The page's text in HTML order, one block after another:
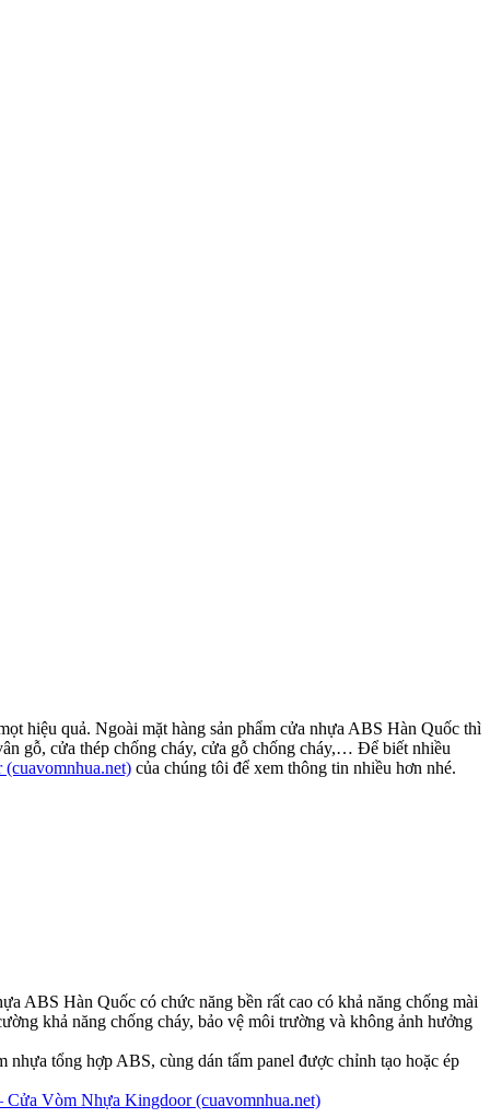
hiệu quả. Ngoài mặt hàng sản phẩm cửa nhựa ABS Hàn Quốc thì
gỗ, cửa thép chống cháy, cửa gỗ chống cháy,… Để biết nhiều
của chúng tôi để xem thông tin nhiều hơn nhé.
ABS Hàn Quốc có chức năng bền rất cao có khả năng chống mài
khả năng chống cháy, bảo vệ môi trường và không ảnh hưởng
tổng hợp ABS, cùng dán tấm panel được chỉnh tạo hoặc ép
Cửa Vòm Nhựa Kingdoor (cuavomnhua.net)